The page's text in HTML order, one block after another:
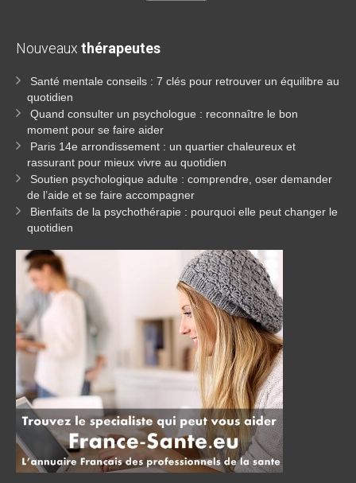
Nouveaux thérapeutes
Santé mentale conseils : 7 clés pour retrouver un équilibre au
quotidien
Quand consulter un psychologue : reconnaître le bon
moment pour se faire aider
Paris 14e arrondissement : un quartier chaleureux et
rassurant pour mieux vivre au quotidien
Soutien psychologique adulte : comprendre, oser demander
de l’aide et se faire accompagner
Bienfaits de la psychothérapie : pourquoi elle peut changer le
quotidien